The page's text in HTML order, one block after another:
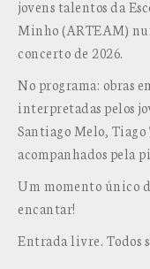
jovens talentos da
Minho (ARTEAM)
concerto de 2026.
No programa: obras
interpretadas pelos
Santiago Melo,
acompanhados pela
Um momento único
encantar!
Entrada livre. Todos